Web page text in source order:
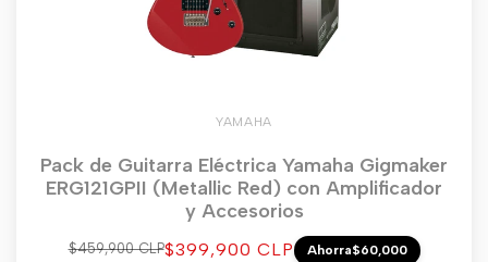
YAMAHA
Pack de Guitarra Eléctrica Yamaha Gigmaker
ERG121GPII (Metallic Red) con Amplificador
y Accesorios
Precio
$459,900 CLPPrecio
$399,900 CLP Ahorra$60,000